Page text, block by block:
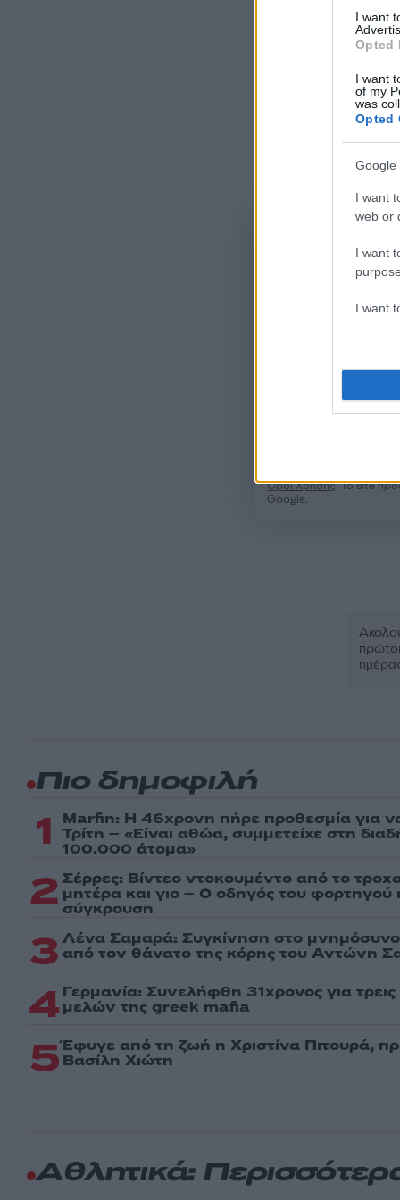
I want
Opted
I want
of my
was
Opted
Google
I want
web or
I want
I want
Όροι Χρήσης. Το site
Google.
Πιο δημοφιλή
1 Marfin: Η 46χρονη πήρε προθεσμία για
Τρίτη – «Είναι αθώα, συμμετείχε στη
100.000 άτομα»
2 Σέρρες: Βίντεο ντοκουμέντο από το
μητέρα και γιο – Ο οδηγός του φορτηγού
σύγκρουση
3 Λένα Σαμαρά: Συγκίνηση στο
από τον θάνατο της κόρης του Αντώνη
4 Γερμανία: Συνελήφθη 31χρονος για
μελών της greek mafia
5Έφυγε από τη ζωή η Χριστίνα Πιτουρά,
Βασίλη Χιώτη
Αθλητικά: